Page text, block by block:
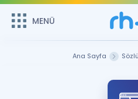
MENÜ
Sepetin
MENÜ
Ana Sayfa